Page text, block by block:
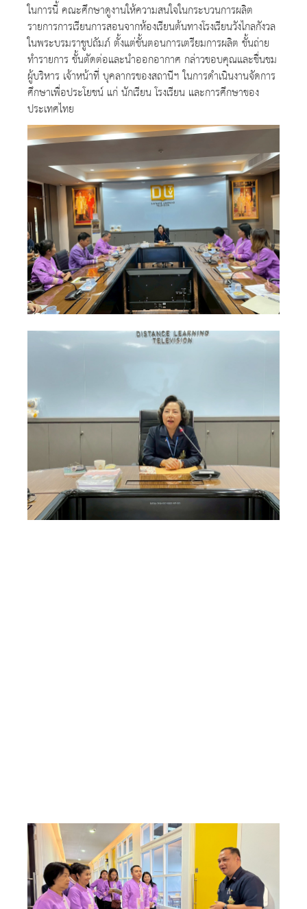
ในการนี้ คณะศึกษาดูงานให้ความสนใจในกระบวนการผลิต
รายการการเรียนการสอนจากห้องเรียนต้นทางโรงเรียนวังไกลกังวล
ในพระบรมราชูปถัมภ์ ตั้งแต่ขั้นตอนการเตรียมการผลิต ขั้นถ่าย
ทำรายการ ขั้นตัดต่อและนำออกอากาศ กล่าวขอบคุณและชื่นชม
ผู้บริหาร เจ้าหน้าที่ บุคลากรของสถานีฯ ในการดำเนินงานจัดการ
ศึกษาเพื่อประโยชน์ แก่ นักเรียน โรงเรียน และการศึกษาของ
ประเทศไทย